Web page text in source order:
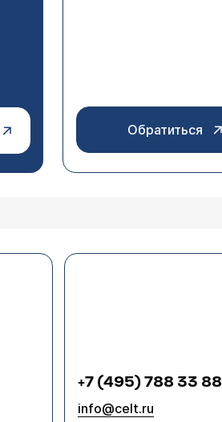
Обратиться
+7 (495) 788 33 88
info@celt.ru